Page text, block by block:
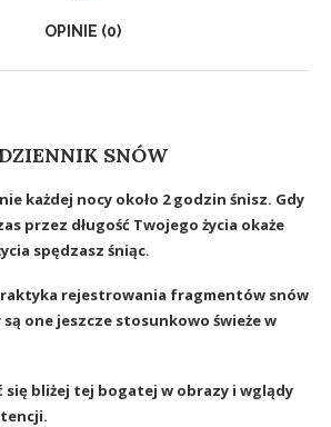
OPINIE (0)
SNÓW
każdej nocy około 2 godzin śnisz. Gdy
przez długość Twojego życia okaże
spędzasz śniąc.
rejestrowania fragmentów snów
one jeszcze stosunkowo świeże w
się bliżej tej bogatej w obrazy i wglądy